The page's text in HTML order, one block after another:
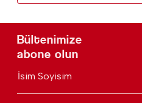
Bültenimize
abone olun
İsim Soyisim